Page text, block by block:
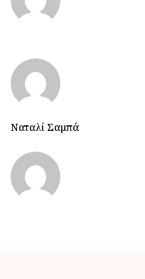
Ναταλί Σαμπά